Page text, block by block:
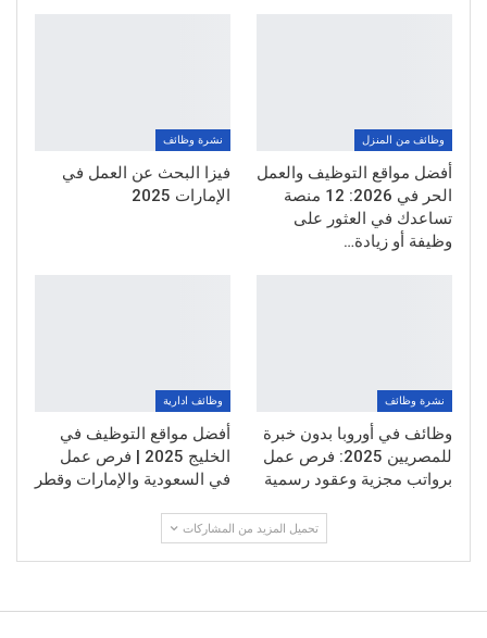
وظائف من المنزل
أفضل مواقع التوظيف والعمل
الحر في 2026: 12 منصة
تساعدك في العثور على
وظيفة أو زيادة…
نشرة وظائف
فيزا البحث عن العمل في
الإمارات 2025
نشرة وظائف
وظائف في أوروبا بدون خبرة
للمصريين 2025: فرص عمل
برواتب مجزية وعقود رسمية
وظائف ادارية
أفضل مواقع التوظيف في
الخليج 2025 | فرص عمل
في السعودية والإمارات وقطر
تحميل المزيد من المشاركات